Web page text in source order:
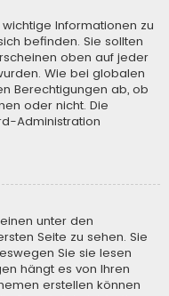
Informationen zu
befinden. Sie sollten
oben auf jeder
Wie bei globalen
Berechtigungen ab, ob
oder nicht. Die
Administration
unter den
Seite zu sehen. Sie
Sie sie lesen
hängt es von Ihren
erstellen können